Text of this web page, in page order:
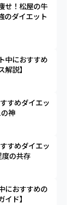
せ！松屋の牛
のダイエット
中におすすめ
説】
すめダイエッ
神
すめダイエッ
度の共存
におすすめの
ド】